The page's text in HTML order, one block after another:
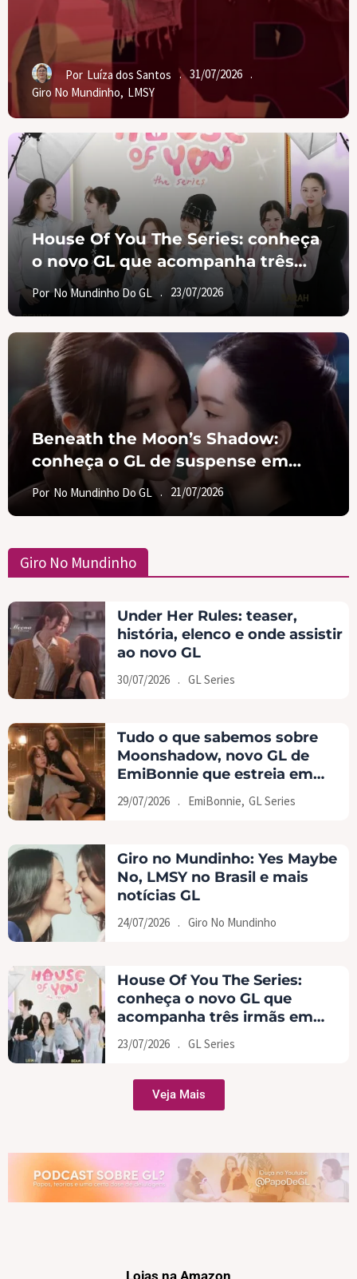
Por Luíza dos Santos . 31/07/2026 .
Giro No Mundinho, LMSY
House Of You The Series: conheça
o novo GL que acompanha três
irmãs em busca do amor
Por No Mundinho Do GL . 23/07/2026
Beneath the Moon’s Shadow:
conheça o GL de suspense em
formato vertical que conquistou o
Por No Mundinho Do GL . 21/07/2026
Giro No Mundinho
Under Her Rules: teaser,
história, elenco e onde assistir
ao novo GL
30/07/2026 . GL Series
Tudo o que sabemos sobre
Moonshadow, novo GL de
EmiBonnie que estreia em
agosto
29/07/2026 . EmiBonnie, GL Series
Giro no Mundinho: Yes Maybe
No, LMSY no Brasil e mais
notícias GL
24/07/2026 . Giro No Mundinho
House Of You The Series:
conheça o novo GL que
acompanha três irmãs em
busca do amor
23/07/2026 . GL Series
Veja Mais
Lojas na Amazon